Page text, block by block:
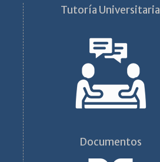
Tutoría Universitaria
Documentos